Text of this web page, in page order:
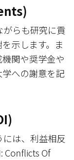
らも研究に貢
示します。ま
関や奨学金や
への謝意を記
は、利益相反
Conflicts Of